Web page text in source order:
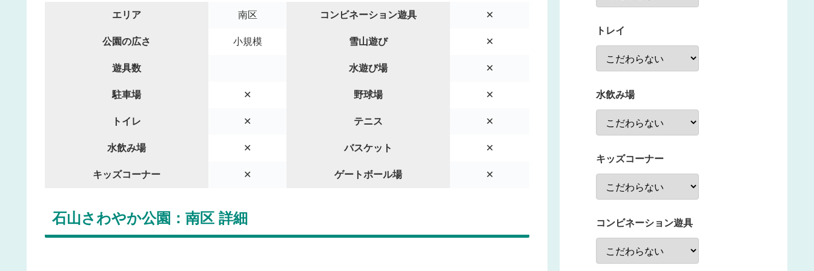
エリア 南区 コンビネーション遊具 ✕
公園の広さ 小規模 雪山遊び ✕
遊具数 水遊び場 ✕
駐車場 ✕ 野球場 ✕
トイレ ✕ テニス ✕
水飲み場 ✕ バスケット ✕
キッズコーナー ✕ ゲートボール場 ✕
石山さわやか公園：南区 詳細
トレイ
水飲み場
キッズコーナー
コンビネーション遊具